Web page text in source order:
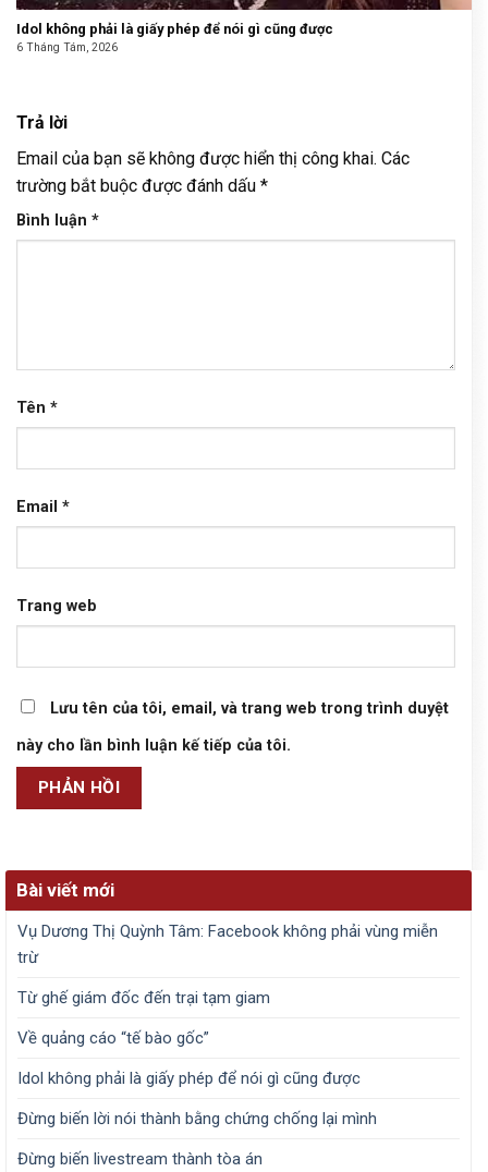
Idol không phải là giấy phép để nói gì cũng được
6 Tháng Tám, 2026
Trả lời
Email của bạn sẽ không được hiển thị công khai. Các
trường bắt buộc được đánh dấu *
Bình luận *
Tên *
Email *
Trang web
Lưu tên của tôi, email, và trang web trong trình duyệt
này cho lần bình luận kế tiếp của tôi.
Bài viết mới
Vụ Dương Thị Quỳnh Tâm: Facebook không phải vùng miễn
trừ
Từ ghế giám đốc đến trại tạm giam
Về quảng cáo “tế bào gốc”
Idol không phải là giấy phép để nói gì cũng được
Đừng biến lời nói thành bằng chứng chống lại mình
Đừng biến livestream thành tòa án